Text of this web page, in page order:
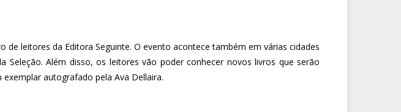
leitores da Editora Seguinte. O evento acontece também em várias cidades
Além disso, os leitores vão poder conhecer novos livros que serão
autografado pela Ava Dellaira.